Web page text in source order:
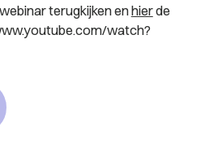
terugkijken enhierde
watch?